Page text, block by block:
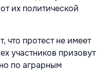
их политической
что протест не имеет
участников призовут
по аграрным